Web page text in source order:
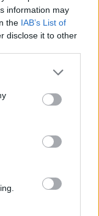
information may
the IAB’s List of
disclose it to other
or more Google
You may click to
party tags to
in below Google
Jelszó
térképes